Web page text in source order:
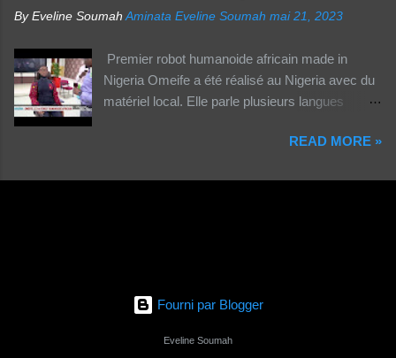
habitants des zones urbaines sont deux fois...
By Eveline Soumah Aminata Eveline Soumah mai 21, 2023
Premier robot humanoide africain made in
Nigeria Omeife a été réalisé au Nigeria avec du
matériel local. Elle parle plusieurs langues
READ MORE »
Fourni par Blogger
Eveline Soumah